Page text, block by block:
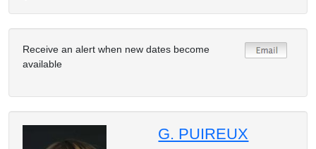
Receive an alert when new dates become
available
G. PUIREUX